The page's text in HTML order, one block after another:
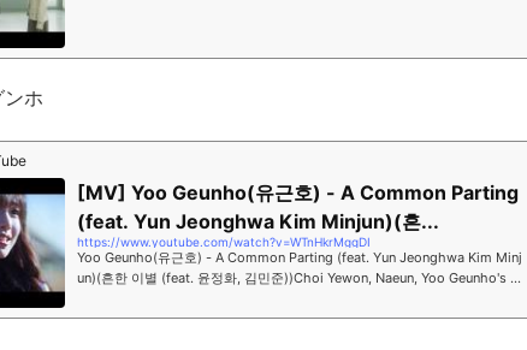
ホ
[MV] Yoo Geunho(유근호) - A Common Parting
(feat. Yun Jeonghwa Kim Minjun)(흔...
https://www.youtube.com/watch?v=WTnHkrMggDI
Yoo Geunho(유근호) - A Common Parting (feat. Yun Jeonghwa Kim Minj
un)(흔한 이별 (feat. 윤정화, 김민준))Choi Yewon, Naeun, Yoo Geunho's Ne